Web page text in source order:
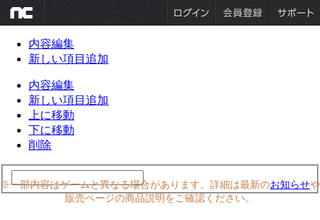
内容編集
新しい項目追加
内容編集
新しい項目追加
上に移動
下に移動
削除
※一部内容はゲームと異なる場合があります。詳細は最新のお知らせや
販売ページの商品説明をご確認ください。